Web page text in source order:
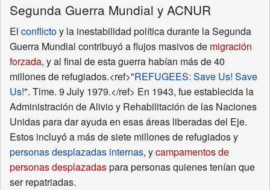
Segunda Guerra Mundial y ACNUR
El conflictoy la inestabilidad política durante la Segunda
Guerra Mundial contribuyó a flujos masivos de migración
forzada, y al final de esta guerra habían más de 40
millones de refugiados.<ref>"REFUGEES: Save Us! Save
Us!". Time. 9 July 1979.</ref> En 1943, fue establecida la
Administración de Alivio y Rehabilitación de las Naciones
Unidas para dar ayuda en esas áreas liberadas del Eje.
Estos incluyó a más de siete millones de refugiados y
personas desplazadas internas, ycampamentos de
personas desplazadaspara personas quienes tenían que
ser repatriadas.